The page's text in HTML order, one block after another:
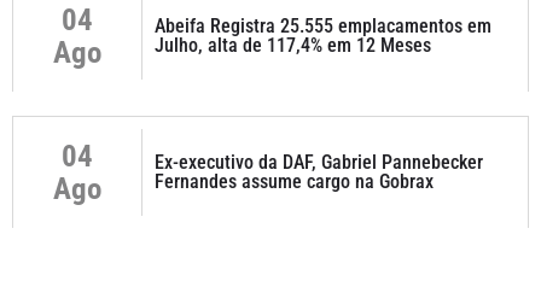
04
Ago
Abeifa Registra 25.555 emplacamentos em
Julho, alta de 117,4% em 12 Meses
04
Ago
Ex-executivo da DAF, Gabriel Pannebecker
Fernandes assume cargo na Gobrax